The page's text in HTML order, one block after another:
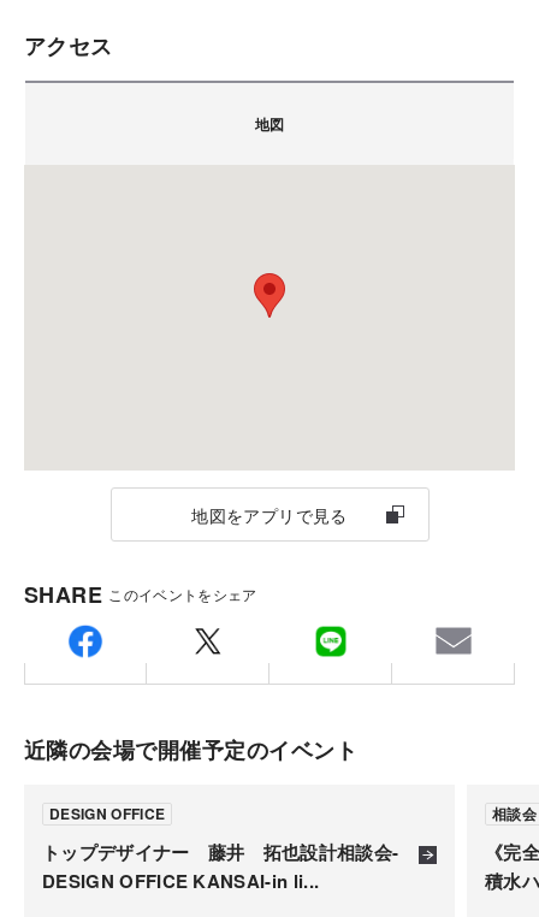
集合場所
きます。
お申込み方法＆土地探しフロー
気になる物件がありましたらスタッフにお問合せくだ
積水ハウス株式会社 滋賀支店
滋賀県草津市渋川1丁目3番4号(近江伊吹館 1階)
営業日以降のご案内になります。
アクセス
地図
地図をアプリで見る
SHARE このイベントをシェア
近隣の会場で開催予定のイベント
トップデザイナー 藤井 拓也設計相談会-
DESIGN OFFICE KANSAI-in li...
DESIGN OFFICE
《完
積水
相談会